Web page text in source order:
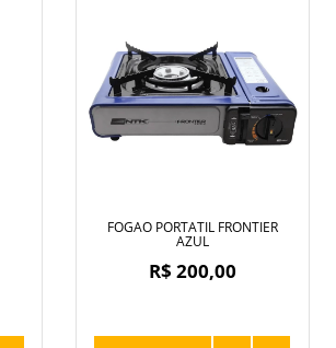
FOGAO PORTATIL FRONTIER
AZUL
R$ 200,00